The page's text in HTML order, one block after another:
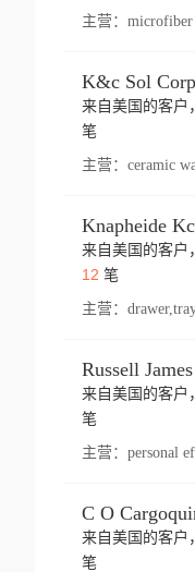
主营： microfiber
K&c Sol
来自美国的客户
笔
主营： ceramic
来自美国的客户
12 笔
主营：
来自美国的客户
笔
主营：
C O
来自美国的客户
笔